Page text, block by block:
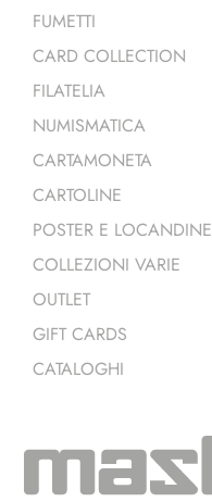
FUMETTI
CARD COLLECTION
FILATELIA
NUMISMATICA
CARTAMONETA
CARTOLINE
POSTER E LOCANDINE
COLLEZIONI VARIE
OUTLET
GIFT CARDS
CATALOGHI